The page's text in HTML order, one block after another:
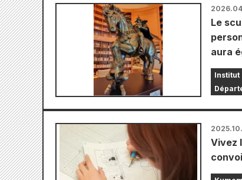
Le
aura
Institut
Vivez